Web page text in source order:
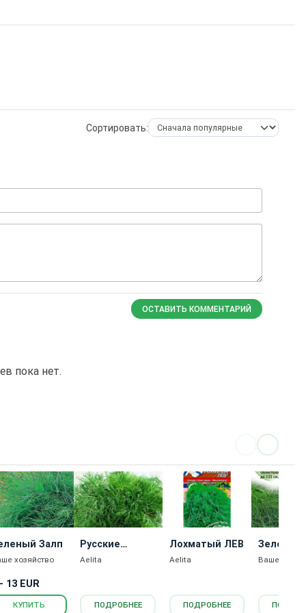
Сортировать:
ОСТАВИТЬ КОММЕНТАРИЙ
пока нет.
Залп
хозяйство
13 EUR
КУПИТЬ
Русские
Традиции
Aelita
ПОДРОБНЕЕ
Лохматый ЛЕВ
Aelita
ПОДРОБНЕЕ
Зеленое
Кружево
Ваше